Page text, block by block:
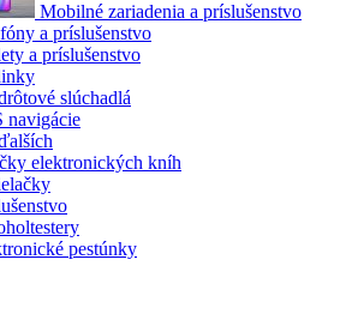
Mobilné zariadenia a príslušenstvo
a príslušenstvo
a príslušenstvo
slúchadlá
navigácie
elektronických kníh
pestúnky